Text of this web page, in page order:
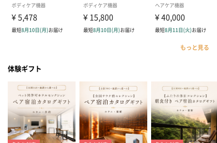
もっと見る
体験ギフト